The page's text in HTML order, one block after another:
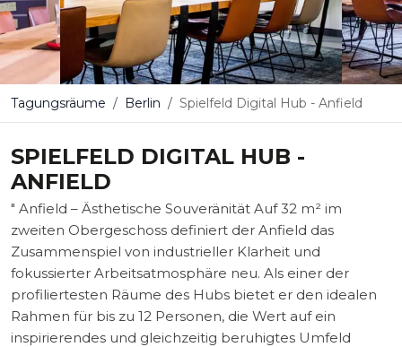
Tagungsräume Berlin Spielfeld Digital Hub - Anfield
SPIELFELD DIGITAL HUB -
ANFIELD
" Anfield – Ästhetische Souveränität Auf 32 m² im
zweiten Obergeschoss definiert der Anfield das
Zusammenspiel von industrieller Klarheit und
fokussierter Arbeitsatmosphäre neu. Als einer der
profiliertesten Räume des Hubs bietet er den idealen
Rahmen für bis zu 12 Personen, die Wert auf ein
inspirierendes und gleichzeitig beruhigtes Umfeld